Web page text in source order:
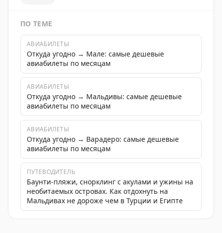
ПО ТЕМЕ
АВИАБИЛЕТЫ
Откуда угодно → Мале: самые дешевые
авиабилеты по месяцам
АВИАБИЛЕТЫ
Откуда угодно → Мальдивы: самые дешевые
авиабилеты по месяцам
АВИАБИЛЕТЫ
Откуда угодно → Варадеро: самые дешевые
авиабилеты по месяцам
ПУТЕВОДИТЕЛЬ
Баунти-пляжи, снорклинг с акулами и ужины на
необитаемых островах. Как отдохнуть на
Мальдивах не дороже чем в Турции и Египте